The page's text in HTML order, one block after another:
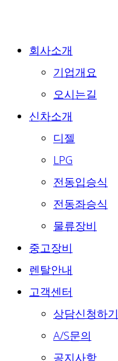
회사소개
기업개요
오시는길
신차소개
디젤
LPG
전동입승식
전동좌승식
물류장비
중고장비
렌탈안내
고객센터
상담신청하기
A/S문의
공지사항